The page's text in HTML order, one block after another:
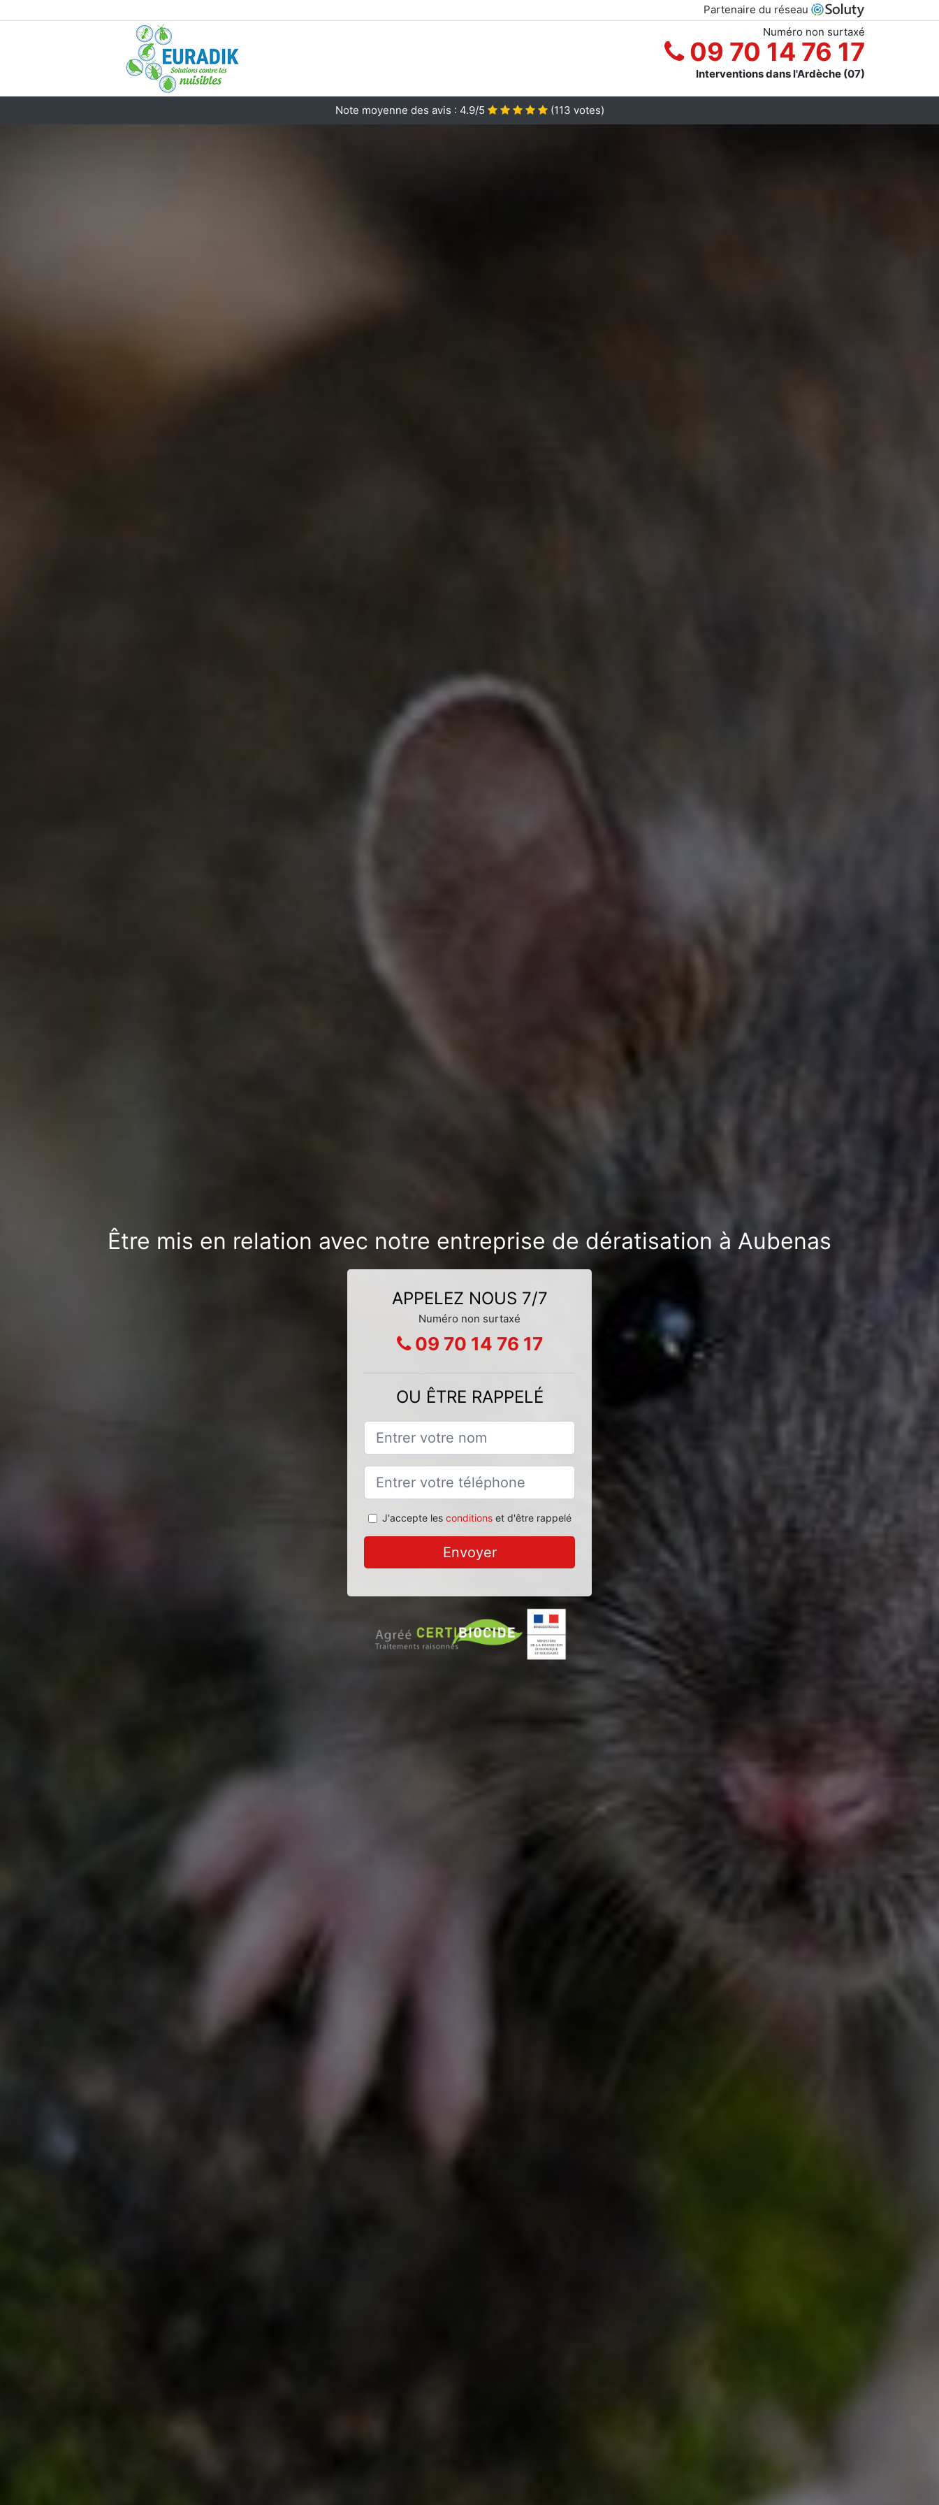
Partenaire du réseau
Numéro non surtaxé
09 70 14 76 17
Interventions dans l'Ardèche (07)
Note moyenne des avis : 4.9/5 (113 votes)
Être mis en relation avec notre entreprise de dératisation à Aubenas
APPELEZ NOUS 7/7
Numéro non surtaxé
09 70 14 76 17
OU ÊTRE RAPPELÉ
J'accepte les conditionset d'être rappelé
Envoyer